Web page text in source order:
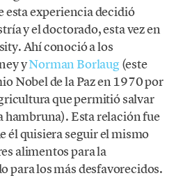
esta experiencia decidió
y el doctorado, esta vez en
Ahí conoció a los
yNorman Borlaug(este
Nobel de la Paz en 1970 por
que permitió salvar
hambruna). Esta relación fue
él quisiera seguir el mismo
alimentos para la
para los más desfavorecidos.